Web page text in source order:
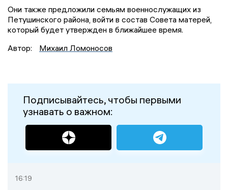
Они также предложили семьям военнослужащих из
Петушинского района, войти в состав Совета матерей,
который будет утвержден в ближайшее время.
Автор:
Михаил Ломоносов
Подписывайтесь, чтобы первыми
узнавать о важном:
16:19